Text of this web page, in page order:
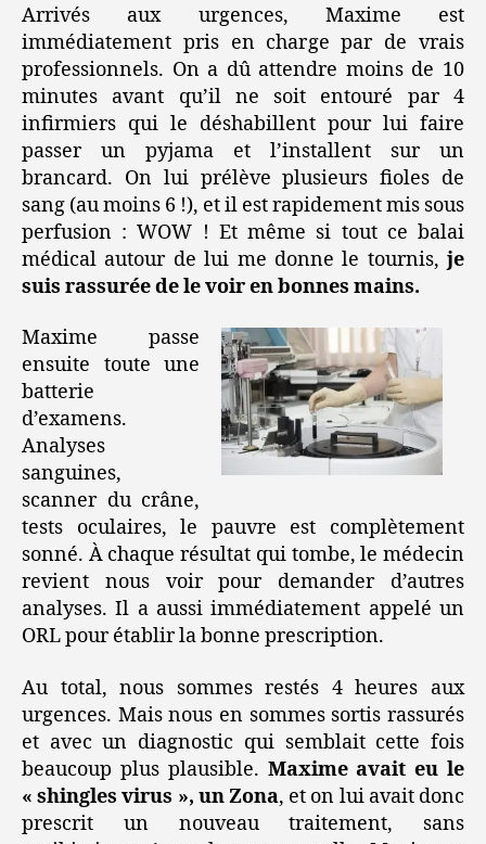
Arrivés aux urgences, Maxime est
immédiatement pris en charge par de vrais
professionnels. On a dû attendre moins de 10
minutes avant qu’il ne soit entouré par 4
infirmiers qui le déshabillent pour lui faire
passer un pyjama et l’installent sur un
brancard. On lui prélève plusieurs fioles de
sang (au moins 6 !), et il est rapidement mis sous
perfusion : WOW ! Et même si tout ce balai
médical autour de lui me donne le tournis, je
suis rassurée de le voir en bonnes mains.
Maxime passe
ensuite toute une
batterie
d’examens.
Analyses
sanguines,
scanner du crâne,
tests oculaires, le pauvre est complètement
sonné. À chaque résultat qui tombe, le médecin
revient nous voir pour demander d’autres
analyses. Il a aussi immédiatement appelé un
ORL pour établir la bonne prescription.
Au total, nous sommes restés 4 heures aux
urgences. Mais nous en sommes sortis rassurés
et avec un diagnostic qui semblait cette fois
beaucoup plus plausible. Maxime avait eu le
« shingles virus », un Zona, et on lui avait donc
prescrit un nouveau traitement, sans